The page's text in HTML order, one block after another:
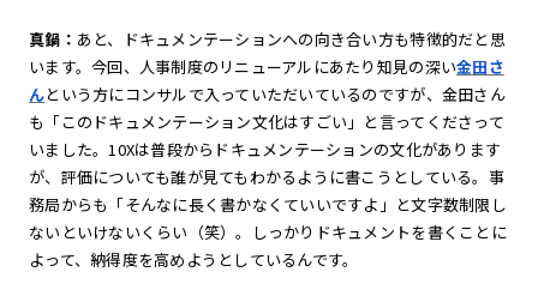
真鍋： あと、ドキュメンテーションへの向き合い方も特徴的だと思
います。今回、人事制度のリニューアルにあたり知見の深い金田さ
んという方にコンサルで入っていただいているのですが、金田さん
も「このドキュメンテーション文化はすごい」と言ってくださって
いました。10Xは普段からドキュメンテーションの文化があります
が、評価についても誰が見てもわかるように書こうとしている。事
務局からも「そんなに長く書かなくていいですよ」と文字数制限し
ないといけないくらい（笑）。しっかりドキュメントを書くことに
よって、納得度を高めようとしているんです。